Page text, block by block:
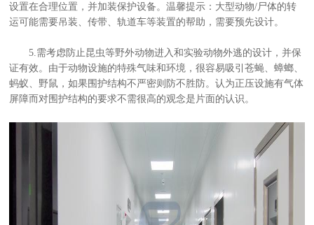
设置在合理位置，并加装保护设备。温馨提示：大型动物/尸体的转
运可能需要吊装、传带、轨道车等装置的帮助，需要预先设计。
5.需考虑防止昆虫等野外动物进入和实验动物外逃的设计，并保
证有效。由于动物设施的特殊气味和环境，很容易吸引苍蝇、蟑螂、
蚂蚁、野鼠，如果围护结构不严密则防不胜防。认为正压设施有气体
屏障而对围护结构的要求不需很高的观念是片面的认识。